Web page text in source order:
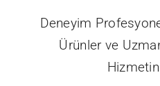
Deneyim
Ürünler ve